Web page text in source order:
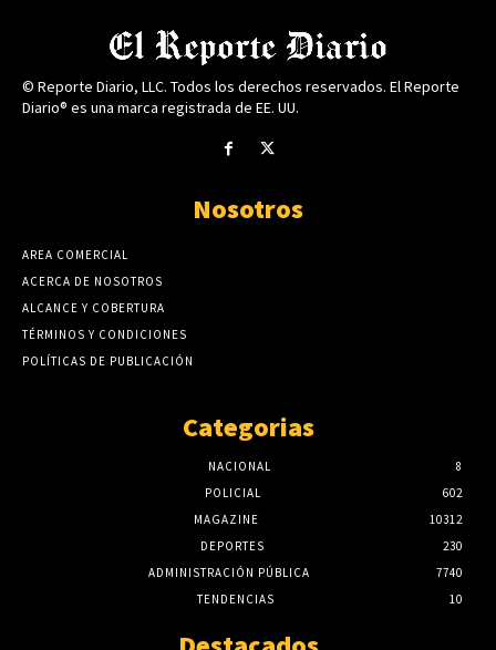
© Reporte Diario, LLC. Todos los derechos reservados. El Reporte
Diario® es una marca registrada de EE. UU.
Nosotros
AREA COMERCIAL
ACERCA DE NOSOTROS
ALCANCE Y COBERTURA
TÉRMINOS Y CONDICIONES
POLÍTICAS DE PUBLICACIÓN
Categorias
NACIONAL
8
POLICIAL
602
MAGAZINE
10312
DEPORTES
230
ADMINISTRACIÓN PÚBLICA
7740
TENDENCIAS
10